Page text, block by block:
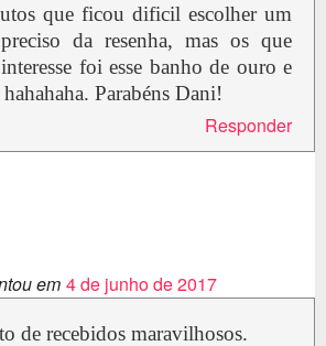
que ficou dificil escolher um
da resenha, mas os que
foi esse banho de ouro e
Parabéns Dani!
Responder
em 4 de junho de 2017
de recebidos maravilhosos.